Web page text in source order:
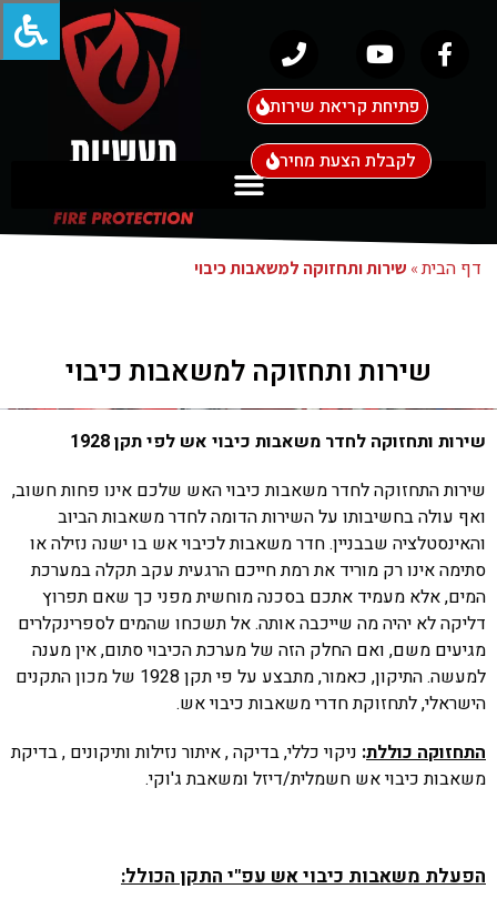
פתיחת קריאת שירות
לקבלת הצעת מחיר
דף הבית» שירות ותחזוקה למשאבות כיבוי
שירות ותחזוקה למשאבות כיבוי
שירות ותחזוקה לחדר משאבות כיבוי אש לפי תקן 1928
שירות התחזוקה לחדר משאבות כיבוי האש שלכם אינו פחות חשוב,
ואף עולה בחשיבותו על השירות הדומה לחדר משאבות הביוב
והאינסטלציה שבבניין. חדר משאבות לכיבוי אש בו ישנה נזילה או
סתימה אינו רק מוריד את רמת חייכם הרגעית עקב תקלה במערכת
המים, אלא מעמיד אתכם בסכנה מוחשית מפני כך שאם תפרוץ
דליקה לא יהיה מה שייכבה אותה. אל תשכחו שהמים לספרינקלרים
מגיעים משם, ואם החלק הזה של מערכת הכיבוי סתום, אין מענה
למעשה. התיקון, כאמור, מתבצע על פי תקן 1928 של מכון התקנים
הישראלי, לתחזוקת חדרי משאבות כיבוי אש.
התחזוקה כוללת: ניקוי כללי, בדיקה , איתור נזילות ותיקונים , בדיקת
משאבות כיבוי אש חשמלית/דיזל ומשאבת ג'וקי.
הפעלת משאבות כיבוי אש עפ"י התקן הכולל: